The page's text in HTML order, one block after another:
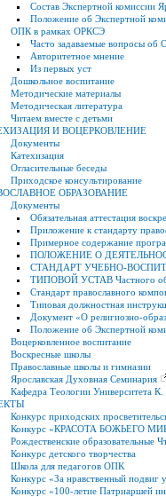
Состав Экспертной комиссии
Положение об Экспертной
ОПК в рамках ОРКСЭ
Часто задаваемые вопросы об
Авторитетное мнение
Из первых уст
Дошкольное воспитание
Методические материалы
Методическая литература
Читаем вместе с детьми
И ВОЦЕРКОВЛЕНИЕ
Документы
Катехизация
Огласительные беседы
Приходское консультирование
ОБРАЗОВАНИЕ
Документы
Обязательная аттестация
Приложение к стандарту
Примерное содержание
ПОЛОЖЕНИЕ О
СТАНДАРТ УЧЕБНО-
ТИПОВОЙ УСТАВ Частного
Стандарт православного
Типовая должностная
Документ «О религиозно-
Положение об Экспертной
Воцерковленное воспитание
Воскресные школы
Православные школы и гимназии
Ярославская Духовная Семинария
Кафедра Теологии Университета
Конкурс приходских
Конкурс «КРАСОТА БОЖЬЕГО
Рождественские образовательные
Конкурс детского творчества
Школа для педагогов ОПК
Конкурс «За нравственный подвиг
Конкурс «100-летие Патриаршей